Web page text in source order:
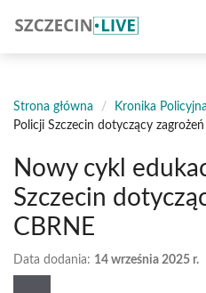
treści
Strona główna / Kronika Policyjna
Policji Szczecin dotyczący
Nowy cykl
Szczecin
CBRNE
Data dodania: 14 września 2025 r.